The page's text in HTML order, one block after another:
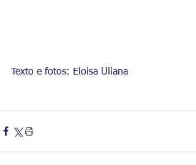
Texto e fotos: Eloisa Uliana